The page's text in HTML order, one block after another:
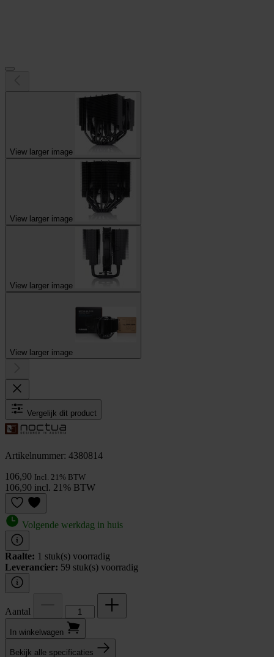
View larger image
View larger image
View larger image
View larger image
Vergelijk dit product
Artikelnummer: 4380814
106,90 Incl. 21% BTW
106,90 incl. 21% BTW
Volgende werkdag in huis
Raalte: 1 stuk(s) voorradig
Leverancier: 59 stuk(s) voorradig
Aantal
In winkel­wagen
Bekijk alle specificaties